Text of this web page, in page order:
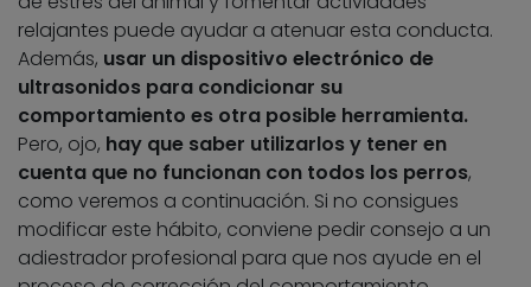
relajantes puede ayudar a atenuar esta conducta.
Además, usar un dispositivo electrónico de
ultrasonidos para condicionar su
comportamiento es otra posible herramienta.
Pero, ojo, hay que saber utilizarlos y tener en
cuenta que no funcionan con todos los perros,
como veremos a continuación. Si no consigues
modificar este hábito, conviene pedir consejo a un
adiestrador profesional para que nos ayude en el